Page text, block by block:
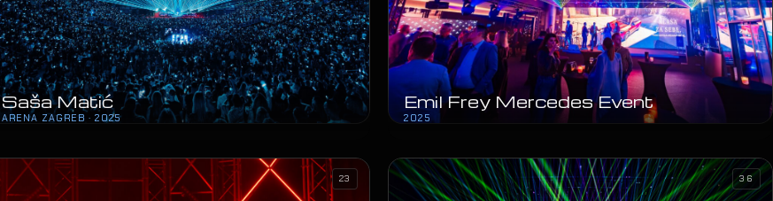
Saša Matić
ARENA ZAGREB · 2025
Emil Frey Mercedes Event
2025
23 36